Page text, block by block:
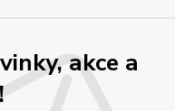
akce a